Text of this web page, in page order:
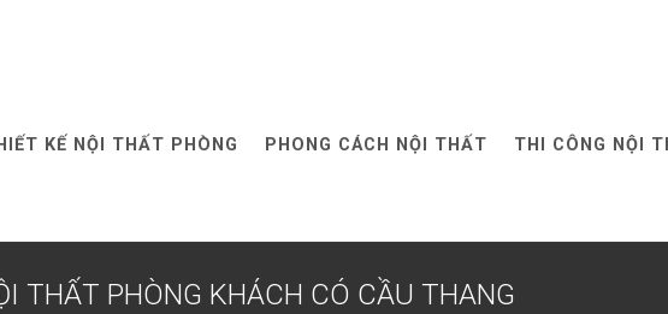
KẾ NỘI THẤT PHÒNG PHONG CÁCH NỘI THẤT THI CÔNG NỘI
THẤT PHÒNG KHÁCH CÓ CẦU THANG